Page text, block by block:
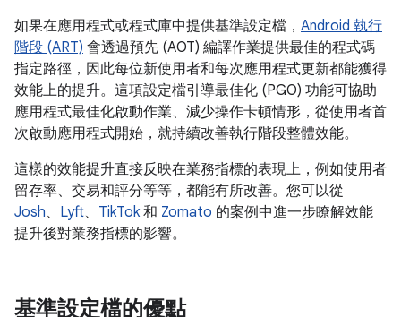
如果在應用程式或程式庫中提供基準設定檔， Android 執行
階段 (ART) 會透過預先 (AOT) 編譯作業提供最佳的程式碼
指定路徑，因此每位新使用者和每次應用程式更新都能獲得
效能上的提升。這項設定檔引導最佳化 (PGO) 功能可協助
應用程式最佳化啟動作業、減少操作卡頓情形，從使用者首
次啟動應用程式開始，就持續改善執行階段整體效能。
這樣的效能提升直接反映在業務指標的表現上，例如使用者
留存率、交易和評分等等，都能有所改善。您可以從
Josh、 Lyft、 TikTok和 Zomato 的案例中進一步瞭解效能
提升後對業務指標的影響。
基準設定檔的優點